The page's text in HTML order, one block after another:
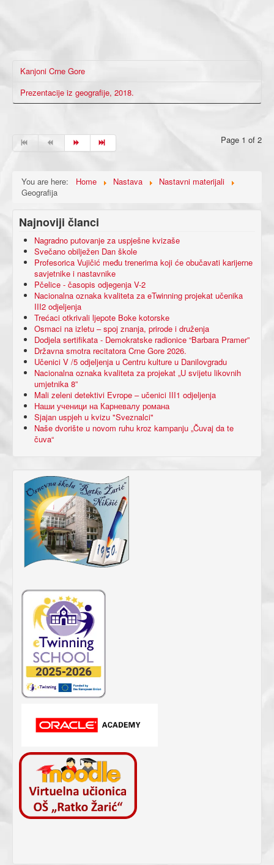
Kanjoni Crne Gore
Prezentacije iz geografije, 2018.
Page 1 of 2
You are here: Home Nastava
Nastavni materijali
Geografija
Najnoviji članci
Nagradno putovanje za uspješne kvizaše
Svečano obilježen Dan škole
Profesorica Vujičić među trenerima koji će obučavati karijerne
savjetnike i nastavnike
Pčelice - časopis odjegenja V-2
Nacionalna oznaka kvaliteta za eTwinning projekat učenika
III2 odjeljenja
Trećaci otkrivali ljepote Boke kotorske
Osmaci na izletu – spoj znanja, prirode i druženja
Dodjela sertifikata - Demokratske radionice “Barbara Pramer”
Državna smotra recitatora Crne Gore 2026.
Učenici V /5 odjeljenja u Centru kulture u Danilovgradu
Nacionalna oznaka kvaliteta za projekat „U svijetu likovnih
umjetnika 8”
Mali zeleni detektivi Evrope – učenici III1 odjeljenja
Наши ученици на Карневалу романа
Sjajan uspjeh u kvizu "Sveznalci"
Naše dvorište u novom ruhu kroz kampanju „Čuvaj da te
čuva“